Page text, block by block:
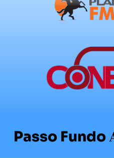
Passo Fundo